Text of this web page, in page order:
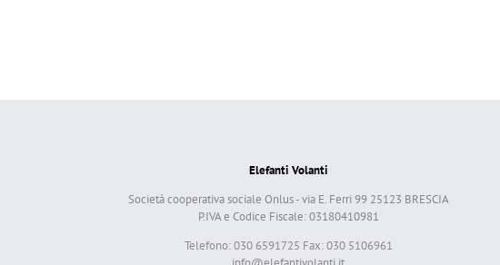
Elefanti Volanti
Società cooperativa sociale Onlus - via E. Ferri 99 25123 BRESCIA
P.IVA e Codice Fiscale: 03180410981
Telefono: 030 6591725 Fax: 030 5106961